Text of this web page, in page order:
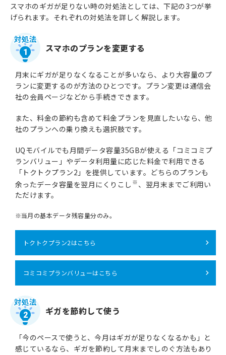
スマホのギガが足りない時の対処法としては、下記の3つが挙
げられます。それぞれの対処法を詳しく解説します。
1 スマホのプランを変更する
月末にギガが足りなくなることが多いなら、より大容量のプ
ランに変更するのが方法のひとつです。プラン変更は通信会
社の会員ページなどから手続きできます。
また、料金の節約も含めて料金プランを見直したいなら、他
社のプランへの乗り換えも選択肢です。
UQモバイルでも月間データ容量35GBが使える「コミコミプ
ランバリュー」やデータ利用量に応じた料金で利用できる
「トクトクプラン2」を提供しています。どちらのプランも
余ったデータ容量を翌月にくりこし ※、翌月末までご利用い
ただけます。
※当月の基本データ残容量分のみ。
トクトクプラン2はこちら
コミコミプランバリューはこちら
2 ギガを節約して使う
「今のペースで使うと、今月はギガが足りなくなるかも」と
感じているなら、ギガを節約して月末までしのぐ方法もあり